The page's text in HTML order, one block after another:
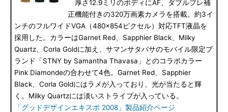
厚さ12.9ミリのボディにAF、ダブルブレ補
正機能付きの320万画素カメラを搭載。約3イ
ンチのフルワイドVGA（480×854ピクセル）対応TFT液晶を
採用した。カラーはGarnet Red、Sapphier Black、Milky
Quartz、Corla Goldに加え、サマンサタバサのモバイル限定ブ
ランド「STNY by Samantha Thavasa」とのコラボカラー
Pink Diamondeの合わせて4色。Garnet Red、Sapphier
Black、Corla Goldにはラメが入っており、光が当たると輝
く。Milky Quartzには淡いストライプが入っている。
「グッドデザインエキスポ 2008」製品紹介ページ